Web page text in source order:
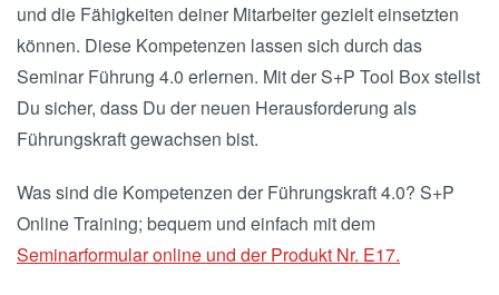
und die Fähigkeiten deiner Mitarbeiter gezielt einsetzten
können. Diese Kompetenzen lassen sich durch das
Seminar Führung 4.0 erlernen. Mit der S+P Tool Box stellst
Du sicher, dass Du der neuen Herausforderung als
Führungskraft gewachsen bist.
Was sind die Kompetenzen der Führungskraft 4.0? S+P
Online Training; bequem und einfach mit dem
Seminarformular online und der Produkt Nr. E17.